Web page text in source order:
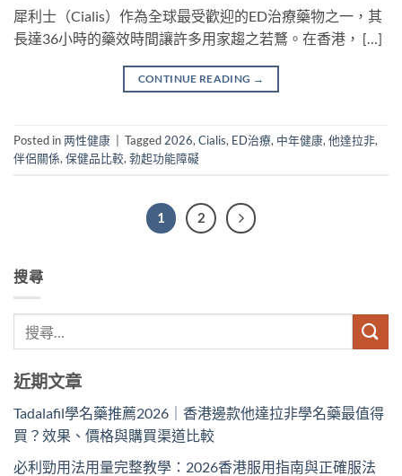
犀利士（Cialis）作為全球最受歡迎的ED治療藥物之一，其
長達36小時的藥效時間讓許多用家趨之若鶩。在香港， […]
CONTINUE READING →
Posted in两性健康 Tagged2026,Cialis, ED治療, 中年健康,他達拉非,
伴侶關係,保健品比較,勃起功能障礙
1 2
搜尋
近期文章
Tadalafil學名藥推薦2026｜香港邊款他達拉非學名藥最值得
買？效果、價格與購買渠道比較
必利勁用法用量完整教學：2026香港服用指南與正確服法